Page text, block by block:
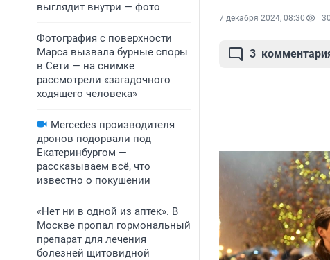
выглядит внутри — фото
Фотография с поверхности
Марса вызвала бурные споры
в Сети — на снимке
рассмотрели «загадочного
ходящего человека»
Mercedes производителя
дронов подорвали под
Екатеринбургом —
рассказываем всё, что
известно о покушении
«Нет ни в одной из аптек». В
Москве пропал гормональный
препарат для лечения
болезней щитовидной
7 декабря 2024, 08:30
3